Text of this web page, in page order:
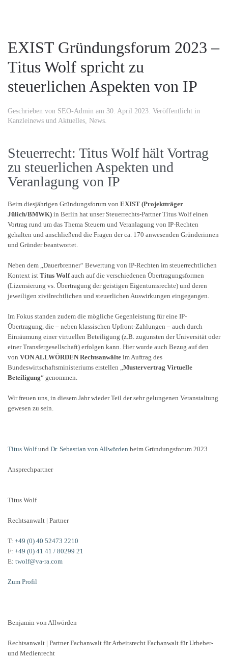
EXIST Gründungsforum 2023 –
Titus Wolf spricht zu
steuerlichen Aspekten von IP
Geschrieben von SEO-Admin am 30. April 2023. Veröffentlicht in
Kanzleinews und Aktuelles, News.
Steuerrecht: Titus Wolf hält Vortrag
zu steuerlichen Aspekten und
Veranlagung von IP
Beim diesjährigen Gründungsforum von EXIST (Projektträger
Jülich/BMWK) in Berlin hat unser Steuerrechts-Partner Titus Wolf einen
Vortrag rund um das Thema Steuern und Veranlagung von IP-Rechten
gehalten und anschließend die Fragen der ca. 170 anwesenden Gründerinnen
und Gründer beantwortet.
Neben dem „Dauerbrenner“ Bewertung von IP-Rechten im steuerrechtlichen
Kontext ist Titus Wolfauch auf die verschiedenen Übertragungsformen
(Lizensierung vs. Übertragung der geistigen Eigentumsrechte) und deren
jeweiligen zivilrechtlichen und steuerlichen Auswirkungen eingegangen.
Im Fokus standen zudem die mögliche Gegenleistung für eine IP-
Übertragung, die – neben klassischen Upfront-Zahlungen – auch durch
Einräumung einer virtuellen Beteiligung (z.B. zugunsten der Universität oder
einer Transfergesellschaft) erfolgen kann. Hier wurde auch Bezug auf den
von VON ALLWÖRDEN Rechtsanwälte im Auftrag des
Bundeswirtschaftsministeriums erstellen „Mustervertrag Virtuelle
Beteiligung“ genommen.
Wir freuen uns, in diesem Jahr wieder Teil der sehr gelungenen Veranstaltung
gewesen zu sein.
Titus Wolfund Dr. Sebastian von Allwörden beim Gründungsforum 2023
Ansprechpartner
Titus Wolf
Rechtsanwalt | Partner
T: +49 (0) 40 52473 2210
F: +49 (0) 41 41 / 80299 21
E: twolf@va-ra.com
Zum Profil
Benjamin von Allwörden
Rechtsanwalt | Partner Fachanwalt für Arbeitsrecht Fachanwalt für Urheber-
und Medienrecht